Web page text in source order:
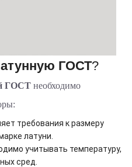
ГОСТ?
ГОСТ необходимо
требования к размеру
латуни.
учитывать температуру,
сред.